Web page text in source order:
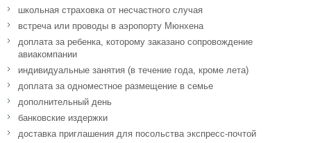
школьная страховка от несчастного случая
встреча или проводы в аэропорту Мюнхена
доплата за ребенка, которому заказано сопровождение
авиакомпании
индивидуальные занятия (в течение года, кроме лета)
доплата за одноместное размещение в семье
дополнительный день
банковские издержки
доставка приглашения для посольства экспресс-почтой